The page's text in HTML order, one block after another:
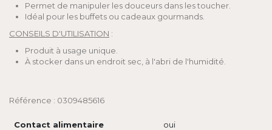
Permet de manipuler les douceurs dans les toucher.
Idéal pour les buffets ou cadeaux gourmands.
CONSEILS D'UTILISATION :
Produit à usage unique.
À stocker dans un endroit sec, à l'abri de l'humidité.
Référence : 0309485616
Contact alimentaire oui